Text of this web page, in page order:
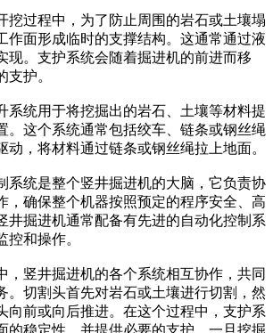
作面形成临时的支撑结构。这通常通过液
现。支护系统会随着掘进机的前进而移
支护。
。这个系统通常包括绞车、链条或钢丝绳
动，将材料通过链条或钢丝绳拉上地面。
，确保整个机器按照预定的程序安全、高
井掘进机通常配备有先进的自动化控制系
控和操作。
。切割头首先对岩石或土壤进行切割，然
向前或向后推进。在这个过程中，支护系